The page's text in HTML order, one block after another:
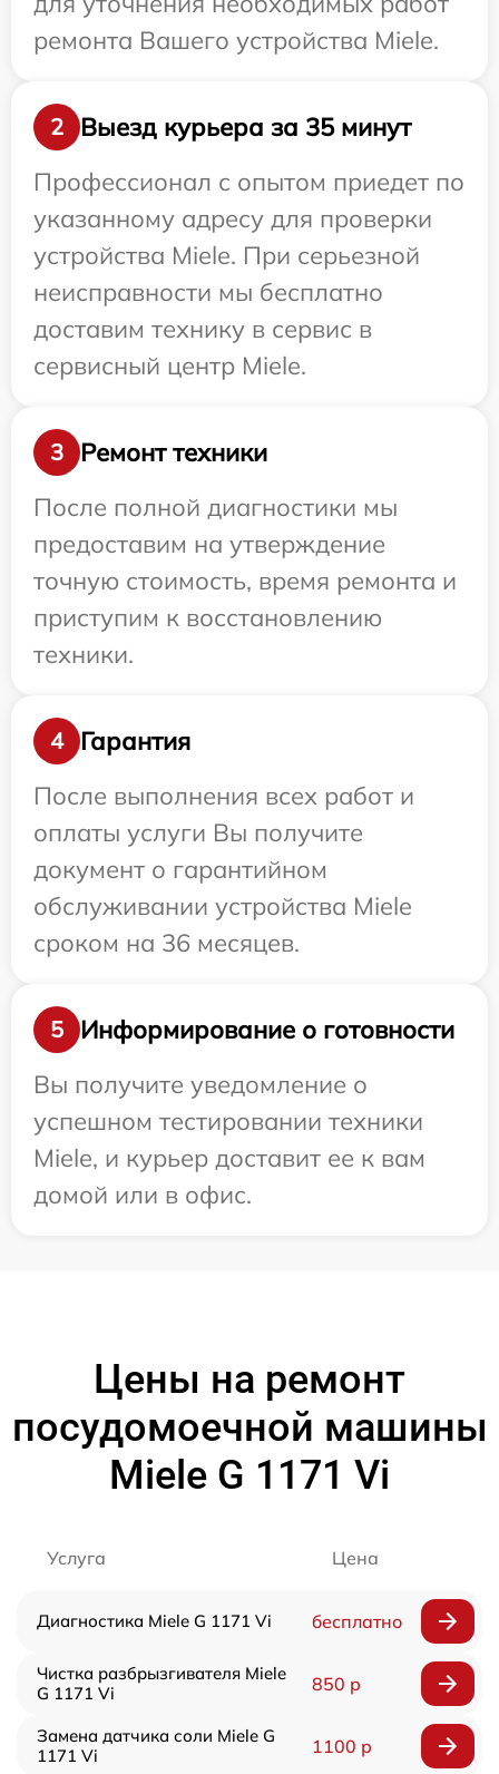
ремонта Вашего устройства Miele.
2
Выезд курьера за 35 минут
Профессионал с опытом приедет по
указанному адресу для проверки
устройства Miele. При серьезной
неисправности мы бесплатно
доставим технику в сервис в
сервисный центр Miele.
3
Ремонт техники
После полной диагностики мы
предоставим на утверждение
точную стоимость, время ремонта и
приступим к восстановлению
техники.
4
Гарантия
После выполнения всех работ и
оплаты услуги Вы получите
документ о гарантийном
обслуживании устройства Miele
сроком на 36 месяцев.
5
Информирование о готовности
Вы получите уведомление о
успешном тестировании техники
Miele, и курьер доставит ее к вам
домой или в офис.
Цены на ремонт
посудомоечной машины
Miele G 1171 Vi
Услуга Цена
Диагностика Miele G 1171 Vi бесплатно
Чистка разбрызгивателя Miele
G 1171 Vi
850 р
Замена датчика соли Miele G
1171 Vi
1100 р